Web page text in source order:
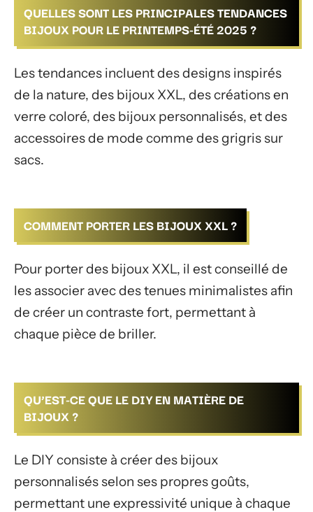
QUELLES SONT LES PRINCIPALES TENDANCES
BIJOUX POUR LE PRINTEMPS-ÉTÉ 2025 ?
Les tendances incluent des designs inspirés
de la nature, des bijoux XXL, des créations en
verre coloré, des bijoux personnalisés, et des
accessoires de mode comme des grigris sur
sacs.
COMMENT PORTER LES BIJOUX XXL ?
Pour porter des bijoux XXL, il est conseillé de
les associer avec des tenues minimalistes afin
de créer un contraste fort, permettant à
chaque pièce de briller.
QU’EST-CE QUE LE DIY EN MATIÈRE DE
BIJOUX ?
Le DIY consiste à créer des bijoux
personnalisés selon ses propres goûts,
permettant une expressivité unique à chaque